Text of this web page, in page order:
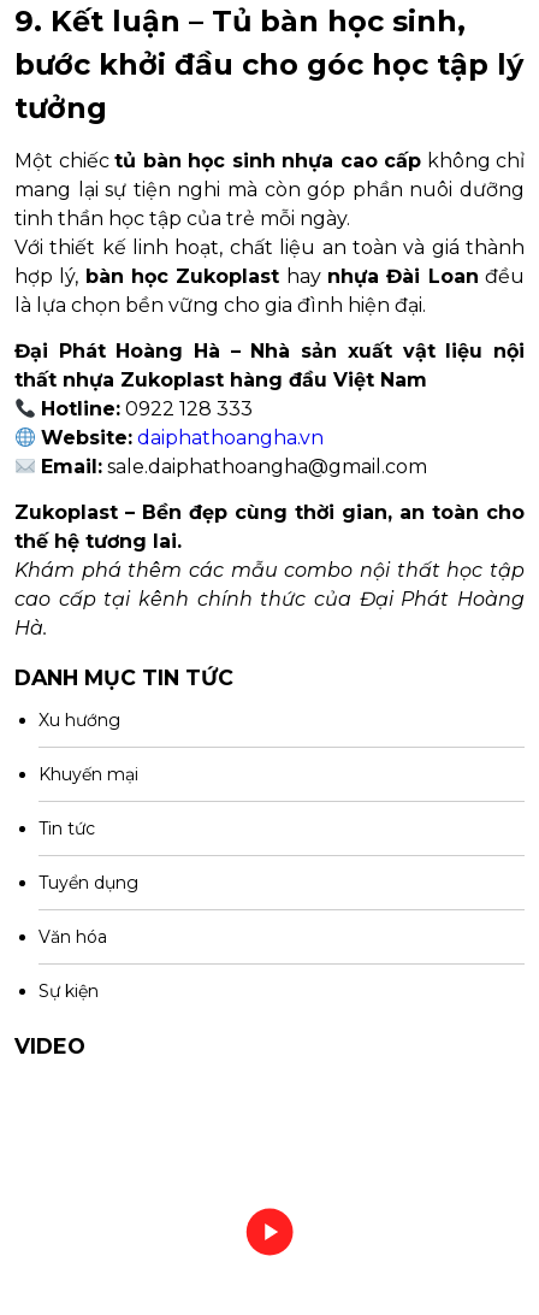
9. Kết luận – Tủ bàn học sinh,
bước khởi đầu cho góc học tập lý
tưởng
Một chiếc tủ bàn học sinh nhựa cao cấp không chỉ
mang lại sự tiện nghi mà còn góp phần nuôi dưỡng
tinh thần học tập của trẻ mỗi ngày.
Với thiết kế linh hoạt, chất liệu an toàn và giá thành
hợp lý, bàn học Zukoplast hay nhựa Đài Loan đều
là lựa chọn bền vững cho gia đình hiện đại.
Đại Phát Hoàng Hà – Nhà sản xuất vật liệu nội
thất nhựa Zukoplast hàng đầu Việt Nam
Hotline: 0922 128 333
Website: daiphathoangha.vn
Email: sale.daiphathoangha@gmail.com
Zukoplast – Bền đẹp cùng thời gian, an toàn cho
thế hệ tương lai.
Khám phá thêm các mẫu combo nội thất học tập
cao cấp tại kênh chính thức của Đại Phát Hoàng
Hà.
DANH MỤC TIN TỨC
Xu hướng
Khuyến mại
Tin tức
Tuyển dụng
Văn hóa
Sự kiện
VIDEO